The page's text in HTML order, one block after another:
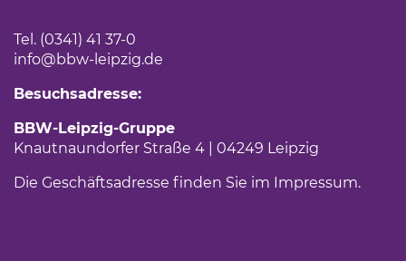
Tel. (0341) 41 37-0
info@bbw-leipzig.de
Besuchsadresse:
BBW-Leipzig-Gruppe
Knautnaundorfer Straße 4 | 04249 Leipzig
Die Geschäftsadresse finden Sie im Impressum.